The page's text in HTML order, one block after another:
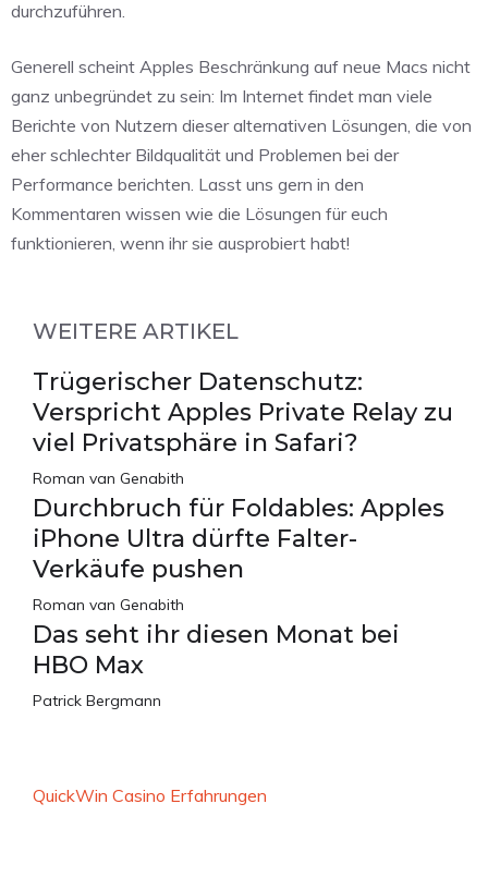
durchzuführen.
Generell scheint Apples Beschränkung auf neue Macs nicht
ganz unbegründet zu sein: Im Internet findet man viele
Berichte von Nutzern dieser alternativen Lösungen, die von
eher schlechter Bildqualität und Problemen bei der
Performance berichten. Lasst uns gern in den
Kommentaren wissen wie die Lösungen für euch
funktionieren, wenn ihr sie ausprobiert habt!
WEITERE ARTIKEL
Trügerischer Datenschutz:
Verspricht Apples Private Relay zu
viel Privatsphäre in Safari?
Roman van Genabith
Durchbruch für Foldables: Apples
iPhone Ultra dürfte Falter-
Verkäufe pushen
Roman van Genabith
Das seht ihr diesen Monat bei
HBO Max
Patrick Bergmann
QuickWin Casino Erfahrungen